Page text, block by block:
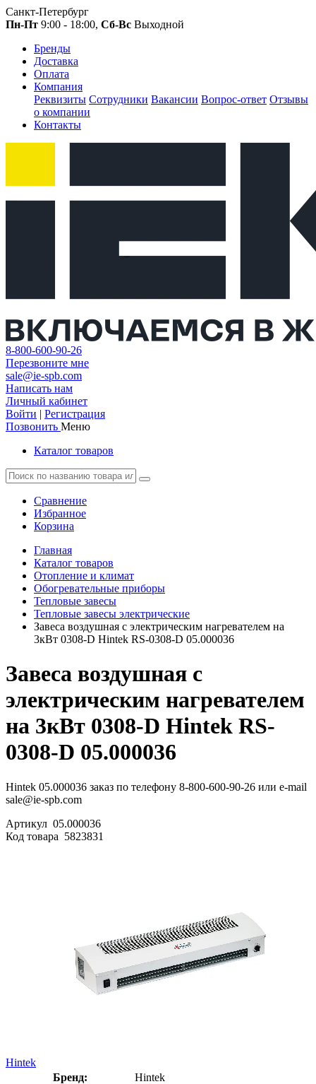
Санкт-Петербург
Пн-Пт 9:00 - 18:00, Сб-Вс Выходной
Бренды
Доставка
Оплата
Компания
Реквизиты Сотрудники Вакансии Вопрос-ответ Отзывы
о компании
Контакты
8-800-600-90-26
Перезвоните мне
sale@ie-spb.com
Написать нам
Личный кабинет
Войти | Регистрация
Позвонить Меню
Каталог товаров
Сравнение
Избранное
Корзина
Главная
Каталог товаров
Отопление и климат
Обогревательные приборы
Тепловые завесы
Тепловые завесы электрические
Завеса воздушная с электрическим нагревателем на
3кВт 0308-D Hintek RS-0308-D 05.000036
Завеса воздушная с
электрическим нагревателем
на 3кВт 0308-D Hintek RS-
0308-D 05.000036
Hintek 05.000036 заказ по телефону 8-800-600-90-26 или e-mail
sale@ie-spb.com
Артикул 05.000036
Код товара 5823831
Hintek
Бренд:
Hintek